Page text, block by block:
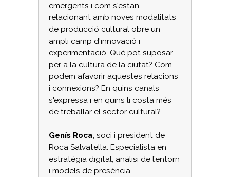
emergents i com s'estan
relacionant amb noves modalitats
de producció cultural obre un
ampli camp d'innovació i
experimentació. Què pot suposar
per a la cultura de la ciutat? Com
podem afavorir aquestes relacions
i connexions? En quins canals
s'expressa i en quins li costa més
de treballar el sector cultural?
Genís Roca , soci i president de
Roca Salvatella. Especialista en
estratègia digital, anàlisi de l’entorn
i models de presència